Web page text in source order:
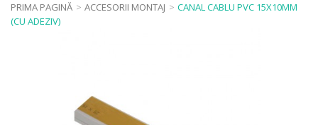
PRIMA PAGINĂ > ACCESORII MONTAJ > CANAL CABLU PVC 15X10MM
(CU ADEZIV)